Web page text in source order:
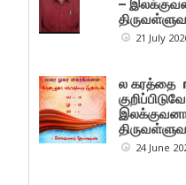
–
21 July
ல கரத்தை
24 June